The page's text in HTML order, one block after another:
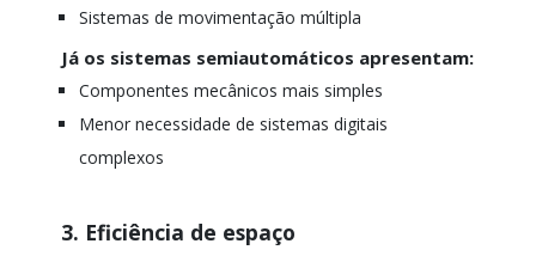
Sistemas de movimentação múltipla
Já os sistemas semiautomáticos apresentam:
Componentes mecânicos mais simples
Menor necessidade de sistemas digitais
complexos
3. Eficiência de espaço